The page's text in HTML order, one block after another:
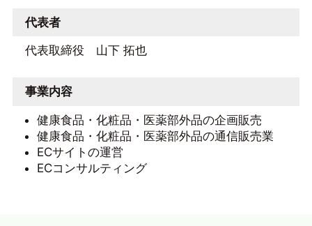
代表者
代表取締役 山下 拓也
事業内容
健康食品・化粧品・医薬部外品の企画販売
健康食品・化粧品・医薬部外品の通信販売業
ECサイトの運営
ECコンサルティング